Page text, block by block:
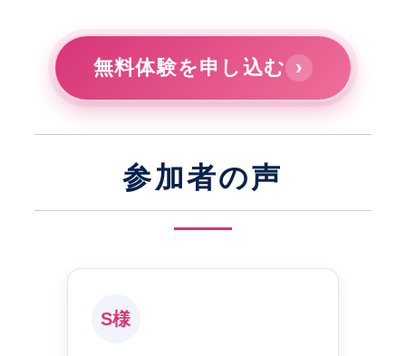
無料体験を申し込む ›
参加者の声
S様